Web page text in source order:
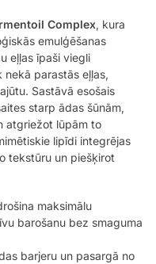
Complex, kura
emulģēšanas
eļļas īpaši viegli
nekā parastās eļļas,
Sastāvā esošais
starp ādas šūnām,
atgriežot lūpām to
lipīdi integrējas
tekstūru un piešķirot
maksimālu
barošanu bez smaguma
barjeru un pasargā no